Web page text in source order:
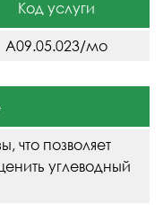
Код услуги
A09.05.023/мо
что позволяет
углеводный